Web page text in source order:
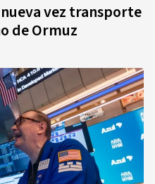
vez transporte
de Ormuz